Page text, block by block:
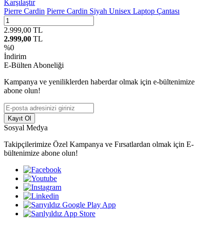
Karşılaştır
Pierre Cardin Pierre Cardin Siyah Unisex Laptop Çantası
2.999,00 TL
2.999,00 TL
%0
İndirim
E-Bülten Aboneliği
Kampanya ve yeniliklerden haberdar olmak için e-bültenimize
abone olun!
Kayıt Ol
Sosyal Medya
Takipçilerimize Özel Kampanya ve Fırsatlardan olmak için E-
bültenimize abone olun!